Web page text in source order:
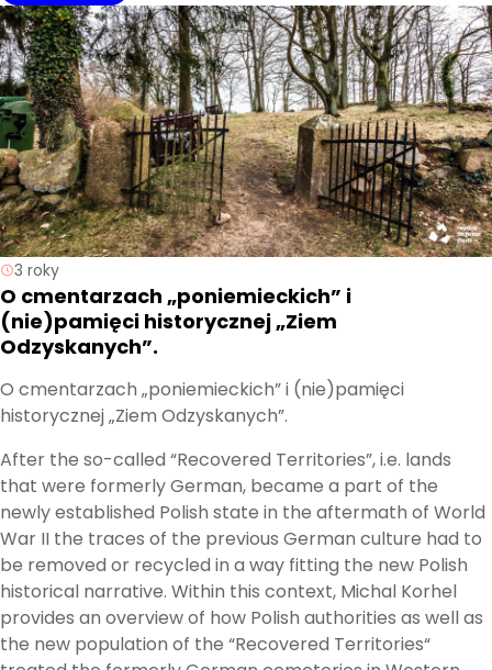
3 roky
O cmentarzach „poniemieckich” i
(nie)pamięci historycznej „Ziem
Odzyskanych”.
O cmentarzach „poniemieckich” i (nie)pamięci
historycznej „Ziem Odzyskanych”.
After the so-called “Recovered Territories”, i.e. lands
that were formerly German, became a part of the
newly established Polish state in the aftermath of World
War II the traces of the previous German culture had to
be removed or recycled in a way fitting the new Polish
historical narrative. Within this context, Michal Korhel
provides an overview of how Polish authorities as well as
the new population of the “Recovered Territories“